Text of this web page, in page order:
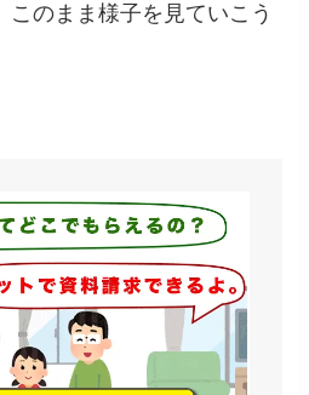
このまま様子を見ていこう